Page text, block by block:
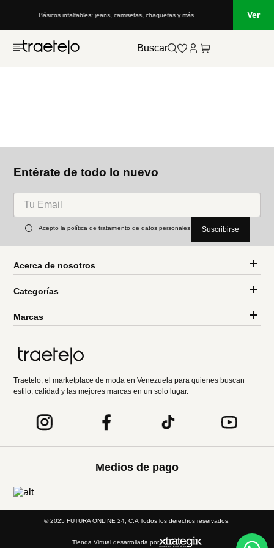
Básicos infaltables: jeans, camisetas, chaquetas y más Ver
Buscar
Entérate de todo lo nuevo
Acepto la política de tratamiento de datos personales Suscribirse
Acerca de nosotros
Categorías
Marcas
Traetelo, el marketplace de moda en Venezuela para quienes buscan
estilo, calidad y las mejores marcas en un solo lugar.
Medios de pago
© 2025 FUTURA ONLINE 24, C.A Todos los derechos reservados.
Tienda Virtual desarrollada por